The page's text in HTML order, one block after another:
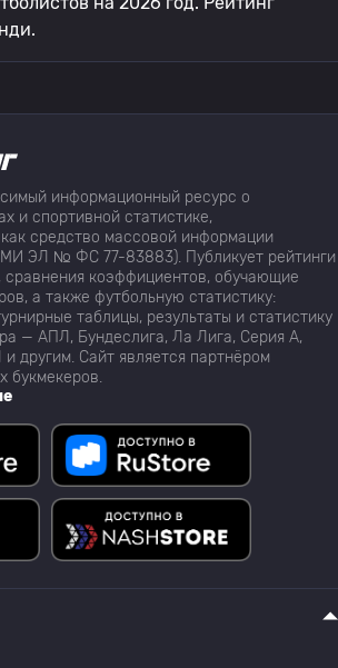
информационный ресурс о
и спортивной статистике,
средство массовой информации
ЭЛ № ФС 77-83883). Публикует рейтинги
сравнения коэффициентов, обучающие
а также футбольную статистику:
таблицы, результаты и статистику
— АПЛ, Бундеслига, Ла Лига, Серия А,
другим. Сайт является партнёром
букмекеров.